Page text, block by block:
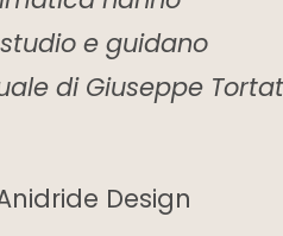
e guidano
di Giuseppe
Design